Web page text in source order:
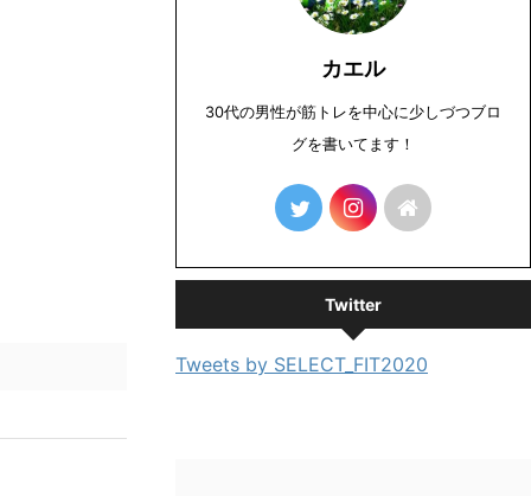
カエル
30代の男性が筋トレを中心に少しづつブロ
グを書いてます！
Twitter
Tweets by SELECT_FIT2020